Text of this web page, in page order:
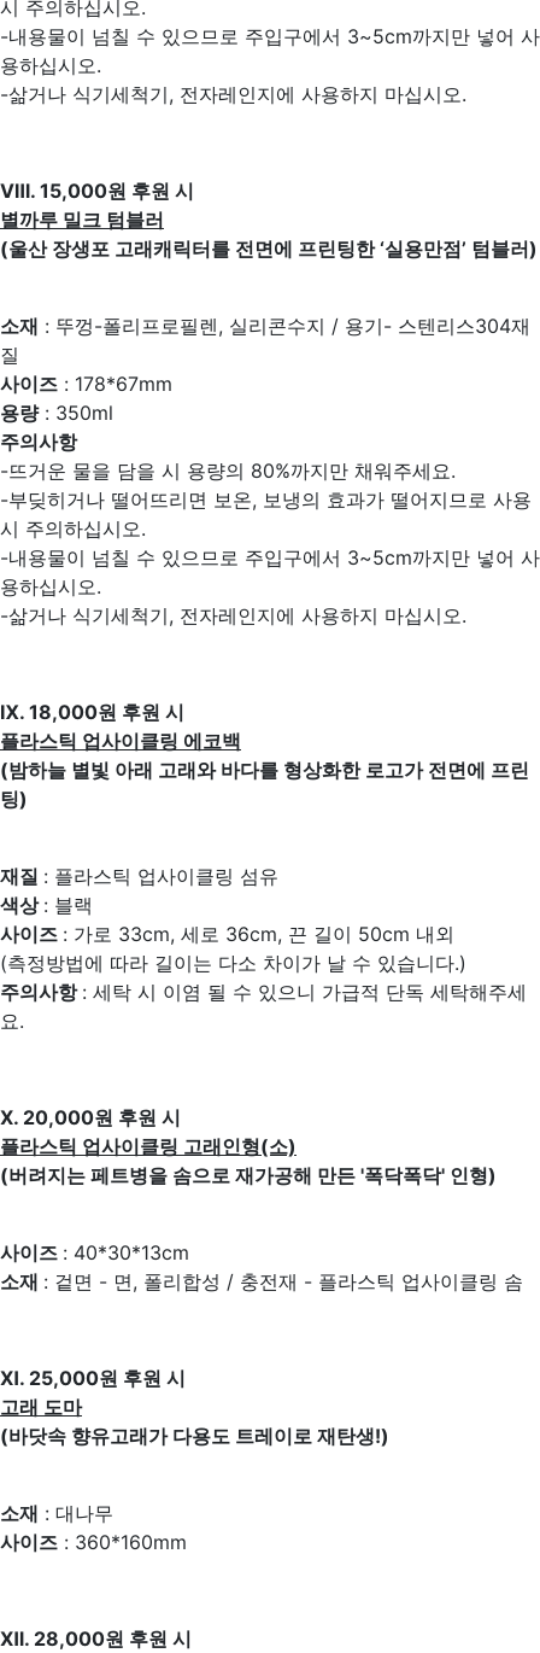
시 주의하십시오.
-내용물이 넘칠 수 있으므로 주입구에서 3~5cm까지만 넣어 사
용하십시오.
-삶거나 식기세척기, 전자레인지에 사용하지 마십시오.
Ⅷ. 15,000원 후원 시
별까루 밀크 텀블러
(울산 장생포 고래캐릭터를 전면에 프린팅한 ‘실용만점’ 텀블러)
소재 : 뚜껑-폴리프로필렌, 실리콘수지 / 용기- 스텐리스304재
질
사이즈 : 178*67mm
용량: 350ml
주의사항
-뜨거운 물을 담을 시 용량의 80%까지만 채워주세요.
-부딪히거나 떨어뜨리면 보온, 보냉의 효과가 떨어지므로 사용
시 주의하십시오.
-내용물이 넘칠 수 있으므로 주입구에서 3~5cm까지만 넣어 사
용하십시오.
-삶거나 식기세척기, 전자레인지에 사용하지 마십시오.
Ⅸ. 18,000원 후원 시
플라스틱 업사이클링 에코백
(밤하늘 별빛 아래 고래와 바다를 형상화한 로고가 전면에 프린
팅)
재질 : 플라스틱 업사이클링 섬유
색상 : 블랙
사이즈 : 가로 33cm, 세로 36cm, 끈 길이 50cm 내외
(측정방법에 따라 길이는 다소 차이가 날 수 있습니다.)
주의사항 : 세탁 시 이염 될 수 있으니 가급적 단독 세탁해주세
요.
Ⅹ. 20,000원 후원 시
플라스틱 업사이클링 고래인형(소)
(버려지는 페트병을 솜으로 재가공해 만든 '폭닥폭닥' 인형)
사이즈 : 40*30*13cm
소재 : 겉면 - 면, 폴리합성 / 충전재 - 플라스틱 업사이클링 솜
Ⅺ. 25,000원 후원 시
고래 도마
(바닷속 향유고래가 다용도 트레이로 재탄생!)
소재 : 대나무
사이즈 : 360*160mm
Ⅻ. 28,000원 후원 시